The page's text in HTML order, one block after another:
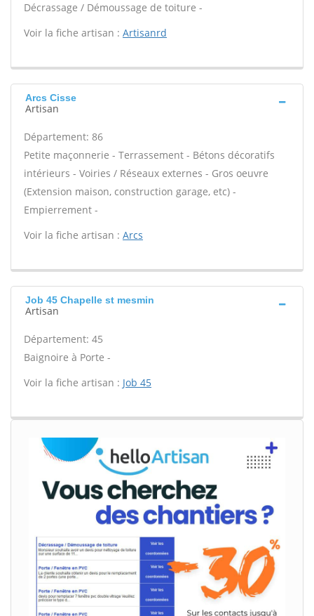
Décrassage / Démoussage de toiture -
Voir la fiche artisan : Artisanrd
Arcs Cisse
Artisan
Département: 86
Petite maçonnerie - Terrassement - Bétons décoratifs
intérieurs - Voiries / Réseaux externes - Gros oeuvre
(Extension maison, construction garage, etc) -
Empierrement -
Voir la fiche artisan : Arcs
Job 45 Chapelle st mesmin
Artisan
Département: 45
Baignoire à Porte -
Voir la fiche artisan : Job 45